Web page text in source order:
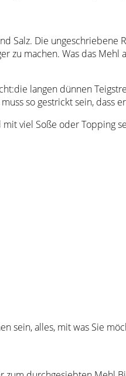
Salz. Die
zu machen. Was das
langen dünnen
so gestrickt sein,
mit viel Soße oder Topping
sein, alles, mit was Sie